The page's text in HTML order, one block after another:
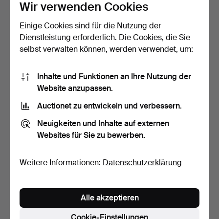
ANTIKER ECKSCHRANK
AUS KIEFERNHOLZ.
5 Gebote
ANTIKER TOPFSCHRANK.
6 Gebote
Wir verwenden Cookies
Einige Cookies sind für die Nutzung der
Dienstleistung erforderlich. Die Cookies, die Sie
selbst verwalten können, werden verwendet, um:
Inhalte und Funktionen an Ihre Nutzung der
Website anzupassen.
Auctionet zu entwickeln und verbessern.
Neuigkeiten und Inhalte auf externen
Websites für Sie zu bewerben.
Weitere Informationen: Datenschutzerklärung
Alle akzeptieren